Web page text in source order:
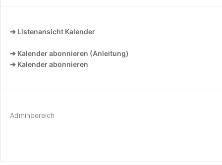
➔ Listenansicht Kalender
➔ Kalender abonnieren (Anleitung)
➔ Kalender abonnieren
Adminbereich